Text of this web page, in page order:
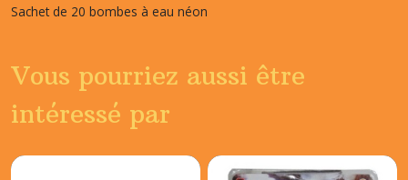
Sachet de 20 bombes à eau néon
Vous pourriez aussi être
intéressé par